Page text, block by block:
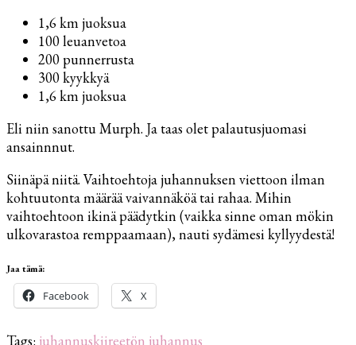
1,6 km juoksua
100 leuanvetoa
200 punnerrusta
300 kyykkyä
1,6 km juoksua
Eli niin sanottu Murph. Ja taas olet palautusjuomasi
ansainnnut.
Siinäpä niitä. Vaihtoehtoja juhannuksen viettoon ilman
kohtuutonta määrää vaivannäköä tai rahaa. Mihin
vaihtoehtoon ikinä päädytkin (vaikka sinne oman mökin
ulkovarastoa remppaamaan), nauti sydämesi kyllyydestä!
Jaa tämä:
Facebook X
Tags: juhannuskiireetön juhannus